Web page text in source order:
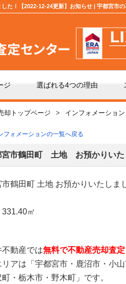
！【2022-12-24更新】お知らせ | 宇都宮市の
ジ 選ばれる4つの理由
の流れ 「仲
問 仲介手
類とは 売却
却トップページ インフォメーション
フォメーションの一覧へ戻る
宮市鶴田町 土地 お預かりいた
鶴田町 土地 お預かりいたしま
331.40㎡
不動産では無料で不動産売却査定
リアは「宇都宮市・鹿沼市・小
・栃木市・野木町」です。